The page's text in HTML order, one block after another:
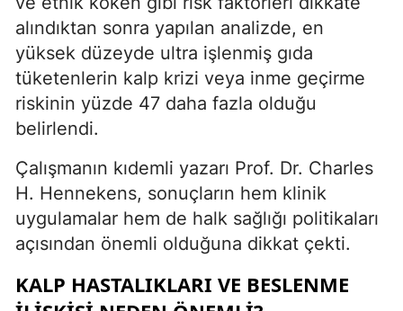
alındıktan sonra yapılan analizde, en
yüksek düzeyde ultra işlenmiş gıda
tüketenlerin kalp krizi veya inme geçirme
riskinin yüzde 47 daha fazla olduğu
belirlendi.
Çalışmanın kıdemli yazarı Prof. Dr. Charles
H. Hennekens, sonuçların hem klinik
uygulamalar hem de halk sağlığı politikaları
açısından önemli olduğuna dikkat çekti.
KALP HASTALIKLARI VE BESLENME